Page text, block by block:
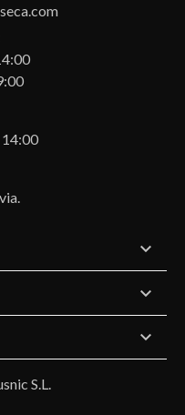
14:00


